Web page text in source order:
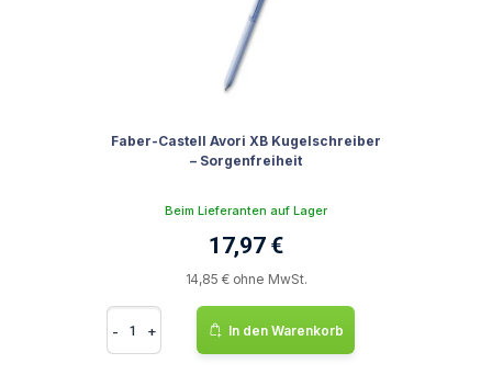
Faber-Castell Avori XB Kugelschreiber
– Sorgenfreiheit
Beim Lieferanten auf Lager
17,97 €
14,85 € ohne MwSt.
- + In den Warenkorb